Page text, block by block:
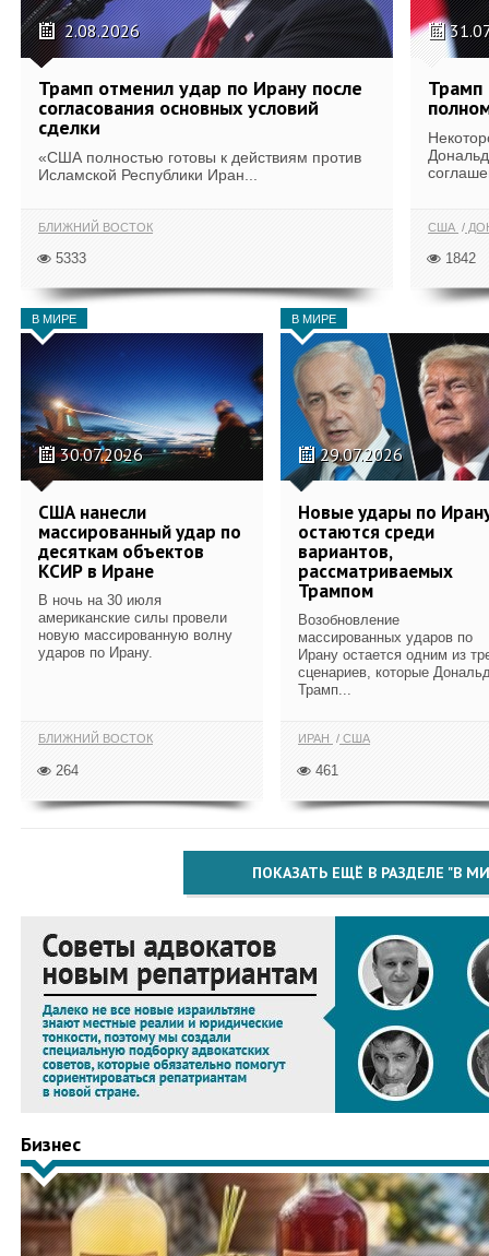
2.08.2026
Трамп отменил удар по Ирану после
согласования основных условий
сделки
«США полностью готовы к действиям против
Исламской Республики Иран...
БЛИЖНИЙ ВОСТОК
5333
Трамп
США
1842
В МИРЕ
30.07.2026
США нанесли
массированный удар по
десяткам объектов
КСИР в Иране
В ночь на 30 июля
американские силы провели
новую массированную волну
ударов по Ирану.
БЛИЖНИЙ ВОСТОК
264
В МИРЕ
29.07.2026
Новые удары по
остаются среди
вариантов,
рассматриваемых
Трампом
Возобновление
массированных ударов по
Ирану остается одним из
сценариев, которые
Трамп...
ИРАН США
461
ПОКАЗАТЬ ЕЩЁ В РАЗДЕЛЕ "В
Бизнес